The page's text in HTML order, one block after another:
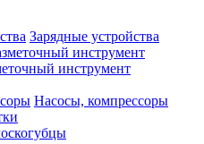
Зарядные устройства
инструмент
Насосы, компрессоры